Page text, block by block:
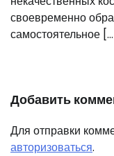
своевременно
самостоятельное
Добавить
Для отправки
авторизоваться.